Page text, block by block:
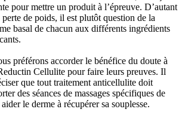
pour mettre un produit à l’épreuve. D’autant
perte de poids, il est plutôt question de la
basal de chacun aux différents ingrédients
préférons accorder le bénéfice du doute à
Cellulite pour faire leurs preuves. Il
que tout traitement anticellulite doit
des séances de massages spécifiques de
le derme à récupérer sa souplesse.